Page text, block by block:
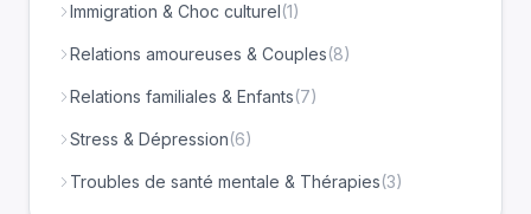
Immigration & Choc culturel(1)
Relations amoureuses & Couples(8)
Relations familiales & Enfants(7)
Stress & Dépression(6)
Troubles de santé mentale & Thérapies(3)